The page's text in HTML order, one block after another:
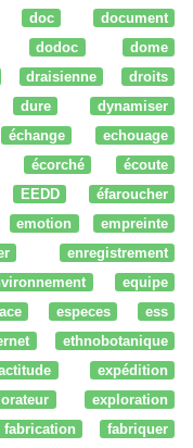
doc
document
dodoc
dome
draisienne
droits
dure
dynamiser
échange
echouage
écorché
écoute
EEDD
éfaroucher
emotion
empreinte
enregistrement
equipe
especes
ess
ethnobotanique
expédition
exploration
fabrication
fabriquer